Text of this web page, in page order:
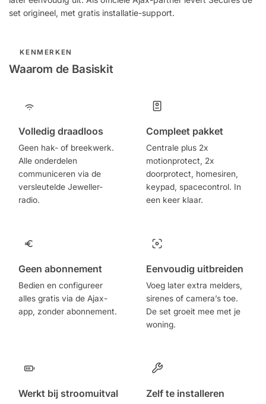
set origineel, met gratis installatie-support.
KENMERKEN
Waarom de Basiskit
Volledig draadloos
Geen hak- of breekwerk.
Alle onderdelen
communiceren via de
versleutelde Jeweller-
radio.
Compleet pakket
Centrale plus 2x
motionprotect, 2x
doorprotect, homesiren,
keypad, spacecontrol. In
een keer klaar.
Geen abonnement
Bedien en configureer
alles gratis via de Ajax-
app, zonder abonnement.
Eenvoudig uitbreiden
Voeg later extra melders,
sirenes of camera’s toe.
De set groeit mee met je
woning.
Werkt bij stroomuitval Zelf te installeren